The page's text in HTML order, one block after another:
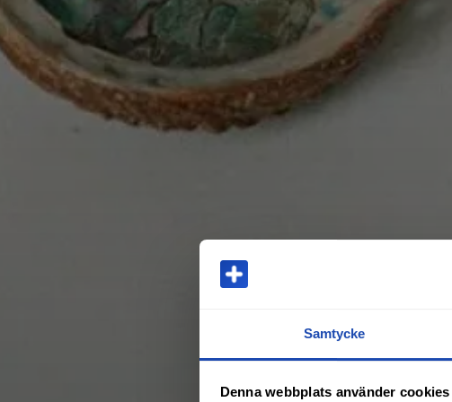
Samtycke
Denna webbplats använder cookies